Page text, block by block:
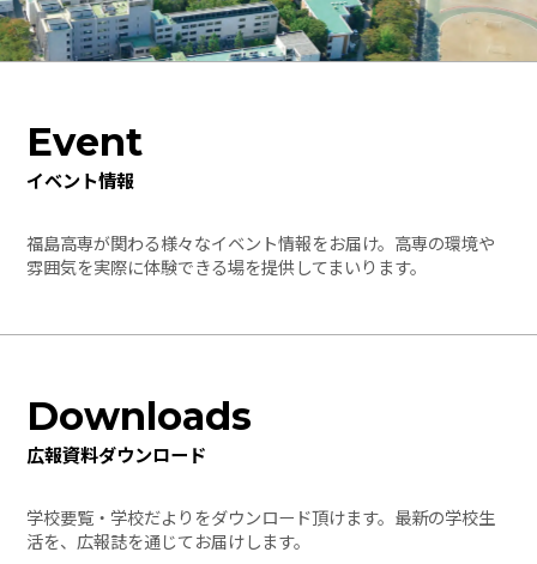
Event
イベント情報
福島高専が関わる様々なイベント情報をお届け。高専の環境や
雰囲気を実際に体験できる場を提供してまいります。
Downloads
広報資料ダウンロード
学校要覧・学校だよりをダウンロード頂けます。最新の学校生
活を、広報誌を通じてお届けします。